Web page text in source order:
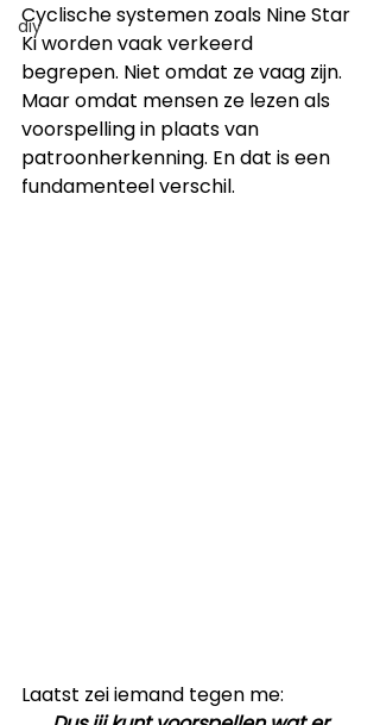
diy
Cyclische systemen zoals Nine Star
Ki worden vaak verkeerd
begrepen. Niet omdat ze vaag zijn.
Maar omdat mensen ze lezen als
voorspelling in plaats van
patroonherkenning. En dat is een
fundamenteel verschil.
Laatst zei iemand tegen me: